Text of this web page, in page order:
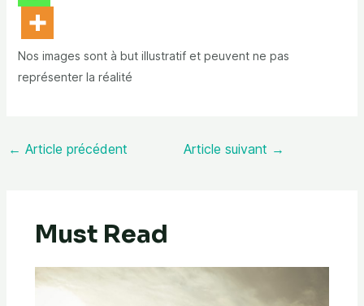
Nos images sont à but illustratif et peuvent ne pas
représenter la réalité
← Article précédent Article suivant →
Must Read